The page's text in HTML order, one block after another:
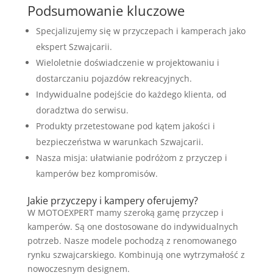
Podsumowanie kluczowe
Specjalizujemy się w przyczepach i kamperach jako
ekspert Szwajcarii.
Wieloletnie doświadczenie w projektowaniu i
dostarczaniu pojazdów rekreacyjnych.
Indywidualne podejście do każdego klienta, od
doradztwa do serwisu.
Produkty przetestowane pod kątem jakości i
bezpieczeństwa w warunkach Szwajcarii.
Nasza misja: ułatwianie podróżom z przyczep i
kamperów bez kompromisów.
Jakie przyczepy i kampery oferujemy?
W MOTOEXPERT mamy szeroką gamę przyczep i
kamperów. Są one dostosowane do indywidualnych
potrzeb. Nasze modele pochodzą z renomowanego
rynku szwajcarskiego. Kombinują one wytrzymałość z
nowoczesnym designem.